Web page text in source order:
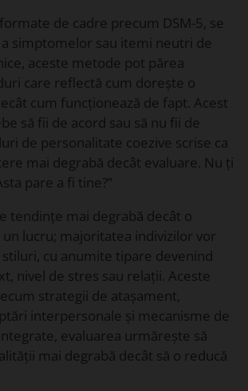
de cadre precum DSM-5, se
simptomelor sau itemi neutri de
aceste metode pot părea
care reflectă cum dorește o
cum funcționează de fapt. Acest
să fii de acord sau să nu fii de
de personalitate coezive scrise ca
mai degrabă decât evaluare. Nu ți
pare a fi tine?”
tendințe mai degrabă decât o
lucru; majoritatea indivizilor vor
cu anumite tipare devenind
nivel de stres sau relații. Aceste
strategii de atașament,
interpersonale și mecanisme de
evaluarea urmărește să
mai degrabă decât să o reducă